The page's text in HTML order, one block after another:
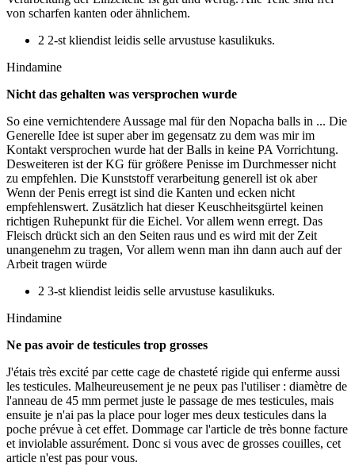
von scharfen kanten oder ähnlichem.
2 2-st kliendist leidis selle arvustuse kasulikuks.
Hindamine
Nicht das gehalten was versprochen wurde
So eine vernichtendere Aussage mal für den Nopacha balls in ... Die
Generelle Idee ist super aber im gegensatz zu dem was mir im
Kontakt versprochen wurde hat der Balls in keine PA Vorrichtung.
Desweiteren ist der KG für größere Penisse im Durchmesser nicht
zu empfehlen. Die Kunststoff verarbeitung generell ist ok aber
Wenn der Penis erregt ist sind die Kanten und ecken nicht
empfehlenswert. Zusätzlich hat dieser Keuschheitsgürtel keinen
richtigen Ruhepunkt für die Eichel. Vor allem wenn erregt. Das
Fleisch drückt sich an den Seiten raus und es wird mit der Zeit
unangenehm zu tragen, Vor allem wenn man ihn dann auch auf der
Arbeit tragen würde
2 3-st kliendist leidis selle arvustuse kasulikuks.
Hindamine
Ne pas avoir de testicules trop grosses
J'étais très excité par cette cage de chasteté rigide qui enferme aussi
les testicules. Malheureusement je ne peux pas l'utiliser : diamètre de
l'anneau de 45 mm permet juste le passage de mes testicules, mais
ensuite je n'ai pas la place pour loger mes deux testicules dans la
poche prévue à cet effet. Dommage car l'article de très bonne facture
et inviolable assurément. Donc si vous avec de grosses couilles, cet
article n'est pas pour vous.